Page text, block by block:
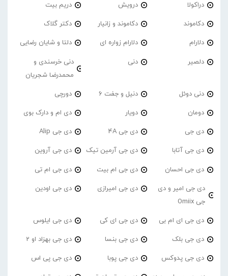
دراکولا درویش دریم بیت
دکاموند دکاموند و زانیار دکتر گلاک
دلارام دلارام زواره ای دلتا و شایان رضایی
دلصیر دنی
دنی خرسندی و
محمدرضا شجریان
دنی دوئل دنیل و جفت 6 دورچی
دومان دویار دی ام و دارک بوی
دی جی دی جی 4A دی جی Alip
دی جی آتابا دی جی آرمین تیک دی جی آروین
دی جی احسان دی جی ام بیت دی جی ام تی
دی جی امیر و دی
جی Omiix
دی جی امیرازی دی جی اودین
دی جی ای ام بی دی جی ای کی دی جی ایلوس
دی جی بلک دی جی بنسا دی جی بهزاد او 2
دی جی پدوکس دی جی پوبا دی جی پی اس